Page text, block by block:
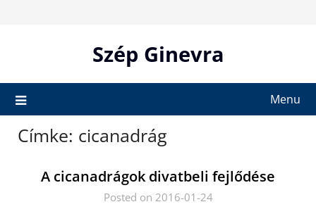
Szép Ginevra
Menu
Címke: cicanadrág
A cicanadrágok divatbeli fejlődése
Posted on 2016-01-24